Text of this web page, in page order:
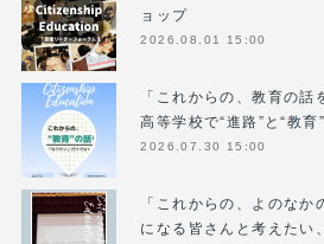
ョップ
2026.08.01 15:00
「これからの、教育の
高等学校で“進路”と“教育
2026.07.30 15:00
「これからの、よのな
になる皆さんと考えた